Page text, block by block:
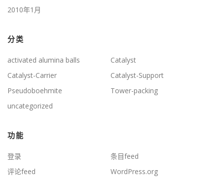
2010年1月
分类
activated alumina balls
Catalyst
Catalyst-Carrier
Catalyst-Support
Pseudoboehmite
Tower-packing
uncategorized
功能
登录
条目feed
评论feed
WordPress.org